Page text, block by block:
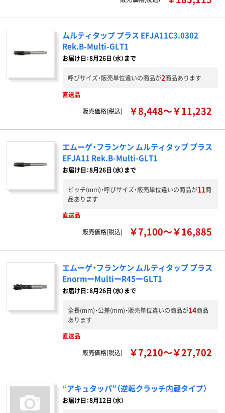
ムルティタップ プラス EFJA11C3.0302
Rek.B-Multi-GLT1
お届け日：8月26日（水）まで
呼びサイズ・販売単位違いの商品が2商品あります
直送品
販売価格(税込)
￥8,448～￥11,232
エムーゲ・フランケン ムルティタップ プラス
EFJA11 Rek.B-Multi-GLT1
お届け日：8月26日（水）まで
ピッチ(mm)・呼びサイズ・販売単位違いの商品が11商
品あります
直送品
販売価格(税込)
￥7,100～￥16,885
エムーゲ・フランケン ムルティタップ プラス
EnormーMultiーR45ーGLT1
お届け日：8月26日（水）まで
全長(mm)・公差(mm)・販売単位違いの商品が14商品
あります
直送品
販売価格(税込)
￥7,210～￥27,702
“アキュタッパ”（逆転クラッチ内蔵タイプ）
お届け日：8月12日（水）